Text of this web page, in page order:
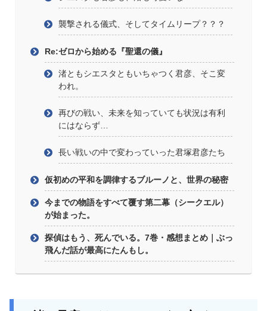
襲撃される儀式、そしてタイムリープ？？？
Re:ゼロから始める『聖還の儀』
渚ともシエスタともいちゃつく君彦、そこ変
われ。
再びの戦い、未来を知っていても状況は有利
にはならず…
長い戦いの中で変わっていった君塚君彦たち
仮初めの平和を調律するブルーノと、世界の秘密
今までの物語をすべて覆す第二幕（シークエル）
が始まった。
探偵はもう、死んでいる。7巻・感想まとめ｜ぶっ
飛んだ話が最高にたんもし。